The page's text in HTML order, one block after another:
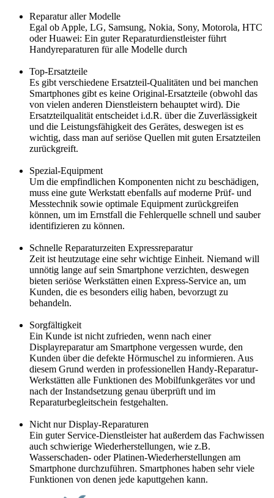
Reparatur aller Modelle
Egal ob Apple, LG, Samsung, Nokia, Sony, Motorola, HTC
oder Huawei: Ein guter Reparaturdienstleister führt
Handyreparaturen für alle Modelle durch
Top-Ersatzteile
Es gibt verschiedene Ersatzteil-Qualitäten und bei manchen
Smartphones gibt es keine Original-Ersatzteile (obwohl das
von vielen anderen Dienstleistern behauptet wird). Die
Ersatzteilqualität entscheidet i.d.R. über die Zuverlässigkeit
und die Leistungsfähigkeit des Gerätes, deswegen ist es
wichtig, dass man auf seriöse Quellen mit guten Ersatzteilen
zurückgreift.
Spezial-Equipment
Um die empfindlichen Komponenten nicht zu beschädigen,
muss eine gute Werkstatt ebenfalls auf moderne Prüf- und
Messtechnik sowie optimale Equipment zurückgreifen
können, um im Ernstfall die Fehlerquelle schnell und sauber
identifizieren zu können.
Schnelle Reparaturzeiten Expressreparatur
Zeit ist heutzutage eine sehr wichtige Einheit. Niemand will
unnötig lange auf sein Smartphone verzichten, deswegen
bieten seriöse Werkstätten einen Express-Service an, um
Kunden, die es besonders eilig haben, bevorzugt zu
behandeln.
Sorgfältigkeit
Ein Kunde ist nicht zufrieden, wenn nach einer
Displayreparatur am Smartphone vergessen wurde, den
Kunden über die defekte Hörmuschel zu informieren. Aus
diesem Grund werden in professionellen Handy-Reparatur-
Werkstätten alle Funktionen des Mobilfunkgerätes vor und
nach der Instandsetzung genau überprüft und im
Reparaturbegleitschein festgehalten.
Nicht nur Display-Reparaturen
Ein guter Service-Dienstleister hat außerdem das Fachwissen
auch schwierige Wiederherstellungen, wie z.B.
Wasserschaden- oder Platinen-Wiederherstellungen am
Smartphone durchzuführen. Smartphones haben sehr viele
Funktionen von denen jede kaputtgehen kann.